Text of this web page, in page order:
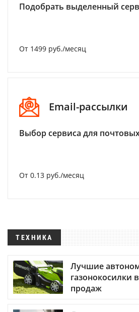
Подобрать выделенный
От 1499 руб./месяц
Email-рассылки
Выбор сервиса для
От 0.13 руб./месяц
ТЕХНИКА
Лучшие
газонокосилки
продаж